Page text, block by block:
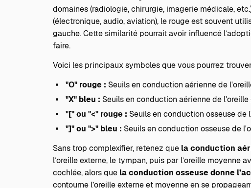
domaines (radiologie, chirurgie, imagerie médicale,
(électronique, audio, aviation), le rouge est souvent
gauche. Cette similarité pourrait avoir influencé
faire.
Voici les principaux symboles que vous pourrez
"O" rouge : Seuils en conduction aérienne de
"X" bleu : Seuils en conduction aérienne de l'oreille
"[" ou "<" rouge : Seuils en conduction osseuse de
"]" ou ">" bleu : Seuils en conduction osseuse de
Sans trop complexifier, retenez que la conduction
l’oreille externe, le tympan, puis par l’oreille moyenne
cochlée, alors que la conduction osseuse donne
contourne l’oreille externe et moyenne en se